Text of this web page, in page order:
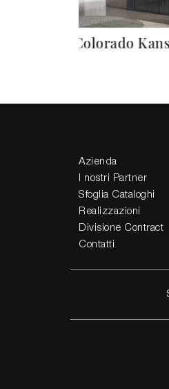
Plana Colorado
Azienda
I nostri Partner
Sfoglia Cataloghi
Realizzazioni
Divisione Contract
Contatti